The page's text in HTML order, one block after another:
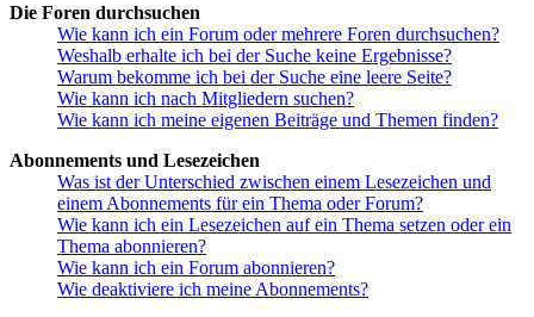
Die Foren durchsuchen
Wie kann ich ein Forum oder mehrere Foren durchsuchen?
Weshalb erhalte ich bei der Suche keine Ergebnisse?
Warum bekomme ich bei der Suche eine leere Seite?
Wie kann ich nach Mitgliedern suchen?
Wie kann ich meine eigenen Beiträge und Themen finden?
Abonnements und Lesezeichen
Was ist der Unterschied zwischen einem Lesezeichen und
einem Abonnements für ein Thema oder Forum?
Wie kann ich ein Lesezeichen auf ein Thema setzen oder ein
Thema abonnieren?
Wie kann ich ein Forum abonnieren?
Wie deaktiviere ich meine Abonnements?